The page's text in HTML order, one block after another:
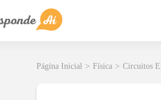
Página Inicial > Física > Circuitos